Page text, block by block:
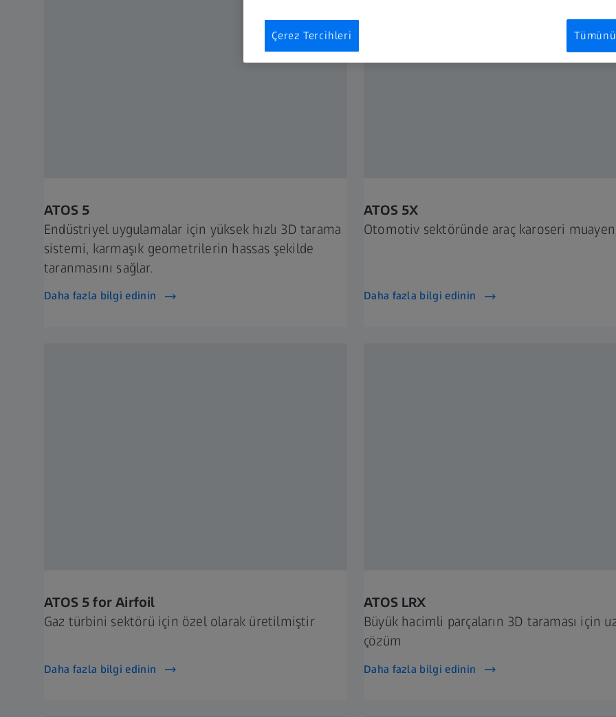
ATOS 5
Endüstriyel uygulamalar için yüksek hızlı 3D tarama
sistemi, karmaşık geometrilerin hassas şekilde
taranmasını sağlar.
Daha fazla bilgi edinin
ATOS 5X
Otomotiv sektöründe araç karoseri
Daha fazla bilgi edinin
ATOS 5 for Airfoil
Gaz türbini sektörü için özel olarak üretilmiştir
Daha fazla bilgi edinin
ATOS LRX
Büyük hacimli parçaların 3D taraması için
çözüm
Daha fazla bilgi edinin
Çerez Tercihleri